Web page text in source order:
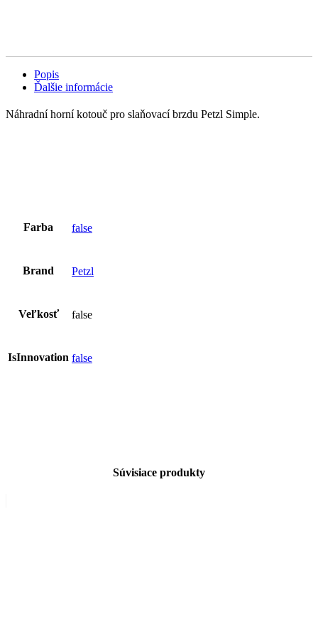
Popis
Ďalšie informácie
Náhradní horní kotouč pro slaňovací brzdu Petzl Simple.
Farba false
Brand Petzl
Veľkosť false
IsInnovation false
Súvisiace produkty